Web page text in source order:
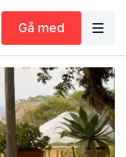
Gå med